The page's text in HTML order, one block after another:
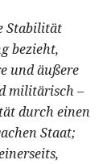
Stabilität
bezieht,
und äußere
militärisch –
durch einen
Staat;